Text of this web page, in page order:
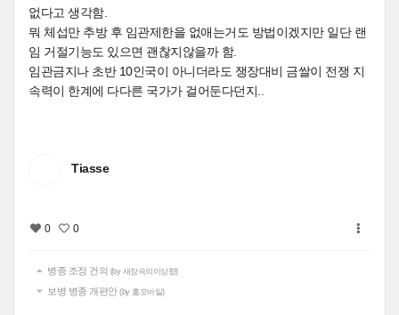
없다고 생각함.
뭐 체섭만 추방 후 임관제한을 없애는거도 방법이겠지만 일단 랜
임 거절기능도 있으면 괜찮지않을까 함.
임관금지나 초반 10인국이 아니더라도 쟁장대비 금쌀이 전쟁 지
속력이 한계에 다다른 국가가 걸어둔다던지..
Tiasse
0 0
병종 조정 건의 (by 새장속의이상향)
보병 병종 개편안(by 홈모바일)